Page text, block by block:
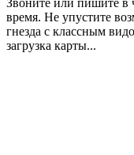
время. Не упустите
гнезда с классным
загрузка карты...